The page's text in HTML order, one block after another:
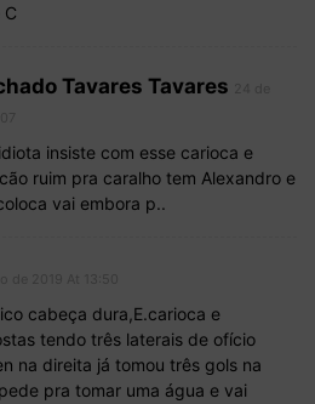
C
Tavares Tavares
insiste com esse carioca e
ruim pra caralho tem Alexandro e
vai embora p..
cabeça dura,E.carioca e
tendo três laterais de ofício
na direita já tomou três gols na
pra tomar uma água e vai